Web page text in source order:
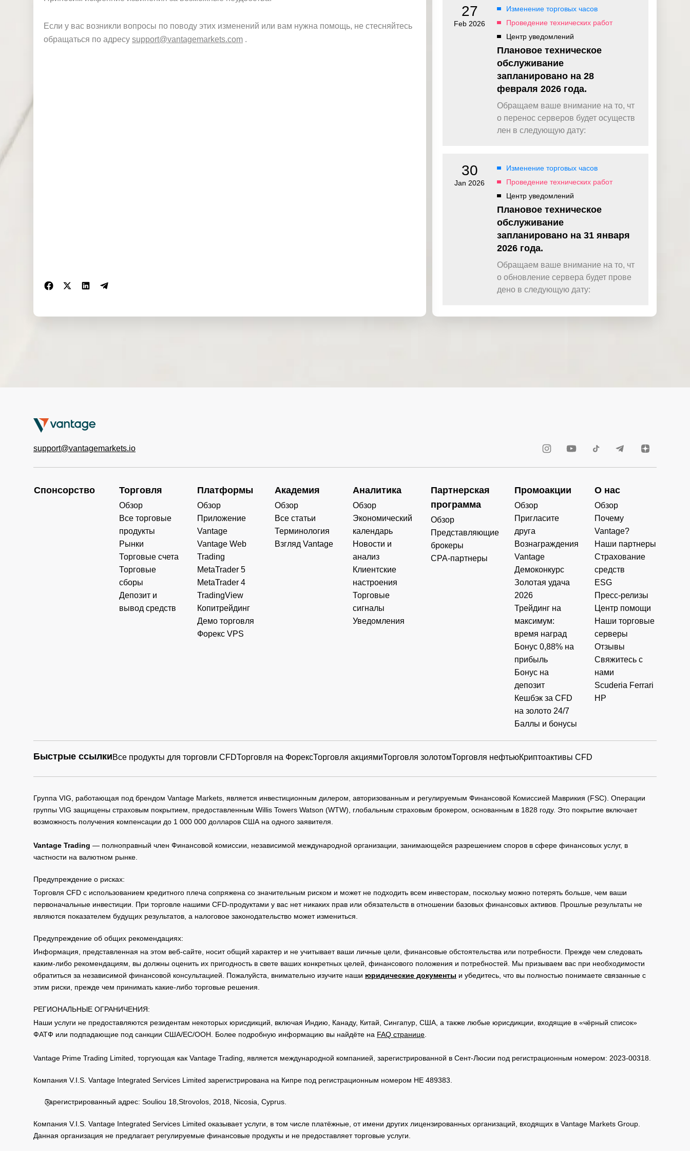
Если у вас возникли вопросы по поводу этих изменений или вам нужна помощь, не стесняйтесь
обращаться по адресу support@vantagemarkets.com .
27
Feb 2026
Изменение торговых часов
Проведение технических работ
Центр уведомлений
Плановое техническое
обслуживание
запланировано на 28
февраля 2026 года.
Обращаем ваше внимание на то, чт
о перенос серверов будет осуществ
лен в следующую дату:
30
Jan 2026
Изменение торговых часов
Проведение технических работ
Центр уведомлений
Плановое техническое
обслуживание
запланировано на 31 января
2026 года.
Обращаем ваше внимание на то, чт
о обновление сервера будет прове
дено в следующую дату:
support@vantagemarkets.io
Спонсорство Торговля
Обзор
Все торговые
продукты
Рынки
Торговые счета
Торговые
сборы
Депозит и
вывод средств
Платформы
Обзор
Приложение
Vantage
Vantage Web
Trading
MetaTrader 5
MetaTrader 4
TradingView
Копитрейдинг
Демо торговля
Форекс VPS
Академия
Обзор
Все статьи
Терминология
Взгляд Vantage
Аналитика
Обзор
Экономический
календарь
Новости и
анализ
Клиентские
настроения
Торговые
сигналы
Уведомления
Партнерская
программа
Обзор
Представляющие
брокеры
CPA-партнеры
Промоакции
Обзор
Пригласите
друга
Вознаграждения
Vantage
Демоконкурс
Золотая удача
2026
Трейдинг на
максимум:
время наград
Бонус 0,88% на
прибыль
Бонус на
депозит
Кешбэк за CFD
на золото 24/7
Баллы и бонусы
О нас
Обзор
Почему
Vantage?
Наши партнеры
Страхование
средств
ESG
Пресс-релизы
Центр помощи
Наши торговые
серверы
Отзывы
Свяжитесь с
нами
Scuderia Ferrari
HP
Быстрые ссылкиВсе продукты для торговли CFDТорговля на ФорексТорговля акциямиТорговля золотомТорговля нефтьюКриптоактивы CFD
Группа VIG, работающая под брендом Vantage Markets, является инвестиционным дилером, авторизованным и регулируемым Финансовой Комиссией Маврикия (FSC). Операции
группы VIG защищены страховым покрытием, предоставленным Willis Towers Watson (WTW), глобальным страховым брокером, основанным в 1828 году. Это покрытие включает
возможность получения компенсации до 1 000 000 долларов США на одного заявителя.
Vantage Trading — полноправный член Финансовой комиссии, независимой международной организации, занимающейся разрешением споров в сфере финансовых услуг, в
частности на валютном рынке.
Предупреждение о рисках:
Торговля CFD с использованием кредитного плеча сопряжена со значительным риском и может не подходить всем инвесторам, поскольку можно потерять больше, чем ваши
первоначальные инвестиции. При торговле нашими CFD-продуктами у вас нет никаких прав или обязательств в отношении базовых финансовых активов. Прошлые результаты не
являются показателем будущих результатов, а налоговое законодательство может измениться.
Предупреждение об общих рекомендациях:
Информация, представленная на этом веб-сайте, носит общий характер и не учитывает ваши личные цели, финансовые обстоятельства или потребности. Прежде чем следовать
каким-либо рекомендациям, вы должны оценить их пригодность в свете ваших конкретных целей, финансового положения и потребностей. Мы призываем вас при необходимости
обратиться за независимой финансовой консультацией. Пожалуйста, внимательно изучите наши юридические документы и убедитесь, что вы полностью понимаете связанные с
этим риски, прежде чем принимать какие-либо торговые решения.
РЕГИОНАЛЬНЫЕ ОГРАНИЧЕНИЯ:
Наши услуги не предоставляются резидентам некоторых юрисдикций, включая Индию, Канаду, Китай, Сингапур, США, а также любые юрисдикции, входящие в «чёрный список»
ФАТФ или подпадающие под санкции США/ЕС/ООН. Более подробную информацию вы найдёте на FAQ странице
Vantage Prime Trading Limited, торгующая как Vantage Trading, является международной компанией, зарегистрированной в Сент-Люсии под регистрационным номером: 2023-00318.
Компания V.I.S. Vantage Integrated Services Limited зарегистрирована на Кипре под регистрационным номером HE 489383.
Зарегистрированный адрес: Souliou 18,Strovolos, 2018, Nicosia, Cyprus.
Компания V.I.S. Vantage Integrated Services Limited оказывает услуги, в том числе платёжные, от имени других лицензированных организаций, входящих в Vantage Markets Group.
Данная организация не предлагает регулируемые финансовые продукты и не предоставляет торговые услуги.